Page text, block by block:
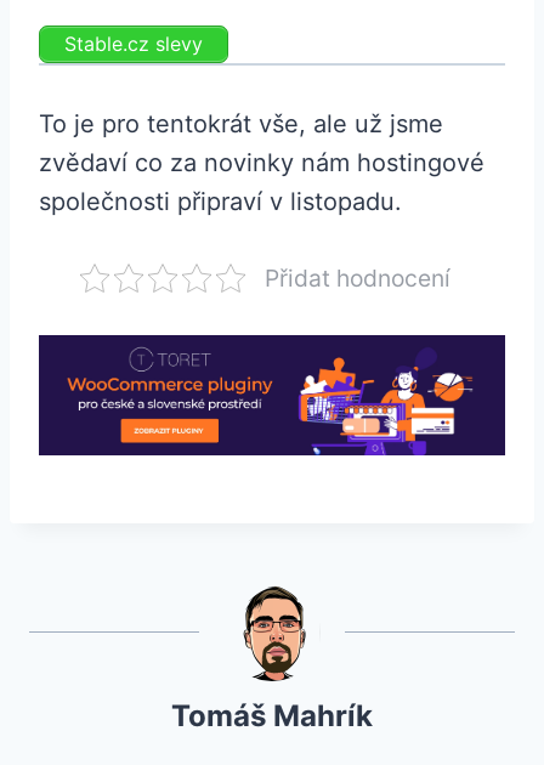
Stable.cz slevy
To je pro tentokrát vše, ale už jsme
zvědaví co za novinky nám hostingové
společnosti připraví v listopadu.
Přidat hodnocení
Tomáš Mahrík